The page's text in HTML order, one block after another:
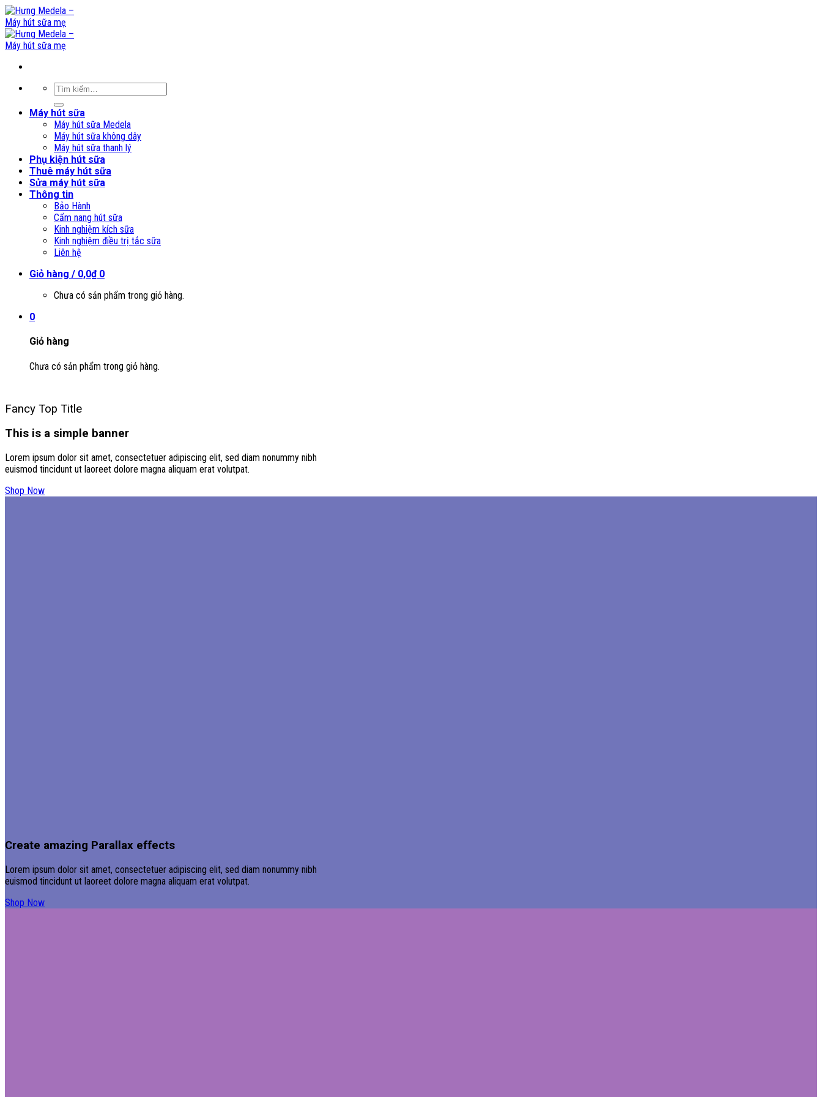
Skip
to
content
Tìm
kiếm:
Máy hút sữa
Máy hút sữa Medela
Máy hút sữa không dây
Máy hút sữa thanh lý
Phụ kiện hút sữa
Thuê máy hút sữa
Sửa máy hút sữa
Thông tin
Bảo Hành
Cẩm nang hút sữa
Kinh nghiệm kích sữa
Kinh nghiệm điều trị tắc sữa
Liên hệ
Giỏ hàng / 0,0₫ 0
Chưa có sản phẩm trong giỏ hàng.
0
Giỏ hàng
Chưa có sản phẩm trong giỏ hàng.
Fancy Top Title
This is a simple banner
Lorem ipsum dolor sit amet, consectetuer adipiscing elit, sed diam nonummy nibh
euismod tincidunt ut laoreet dolore magna aliquam erat volutpat.
Shop Now
Create amazing Parallax effects
Lorem ipsum dolor sit amet, consectetuer adipiscing elit, sed diam nonummy nibh
euismod tincidunt ut laoreet dolore magna aliquam erat volutpat.
Shop Now